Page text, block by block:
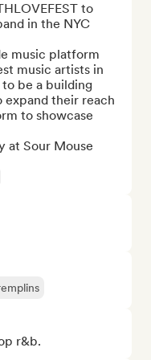
to
in the NYC
music platform
music artists in
be a building
their reach
to showcase
at Sour Mouse
r&b.